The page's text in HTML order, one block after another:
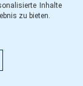
Auf Lager
Inhalte
zu bieten.